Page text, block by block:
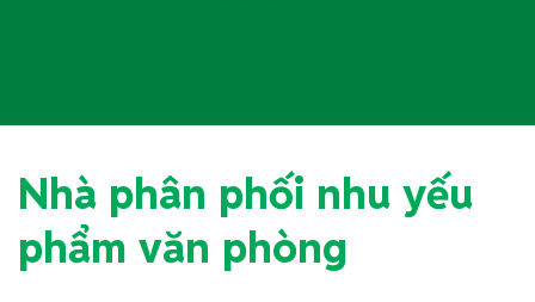
Nhà phân phối nhu yếu
phẩm văn phòng